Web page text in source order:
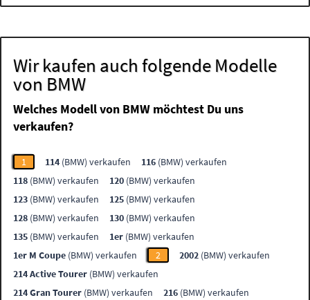
Wir kaufen auch folgende Modelle
von BMW
Welches Modell von BMW möchtest Du uns
verkaufen?
1 114 (BMW) verkaufen 116 (BMW) verkaufen
118 (BMW) verkaufen 120 (BMW) verkaufen
123 (BMW) verkaufen 125 (BMW) verkaufen
128 (BMW) verkaufen 130 (BMW) verkaufen
135 (BMW) verkaufen 1er (BMW) verkaufen
1er M Coupe (BMW) verkaufen 2 2002 (BMW) verkaufen
214 Active Tourer (BMW) verkaufen
214 Gran Tourer (BMW) verkaufen 216 (BMW) verkaufen